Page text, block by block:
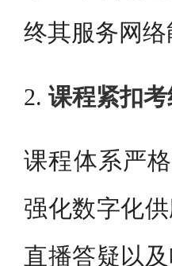
终其服务网络
2. 课程紧扣
课程体系严
强化数字化
直播答疑以